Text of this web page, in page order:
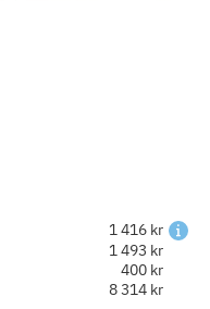
1 416 kr
1 493 kr
400 kr
8 314 kr